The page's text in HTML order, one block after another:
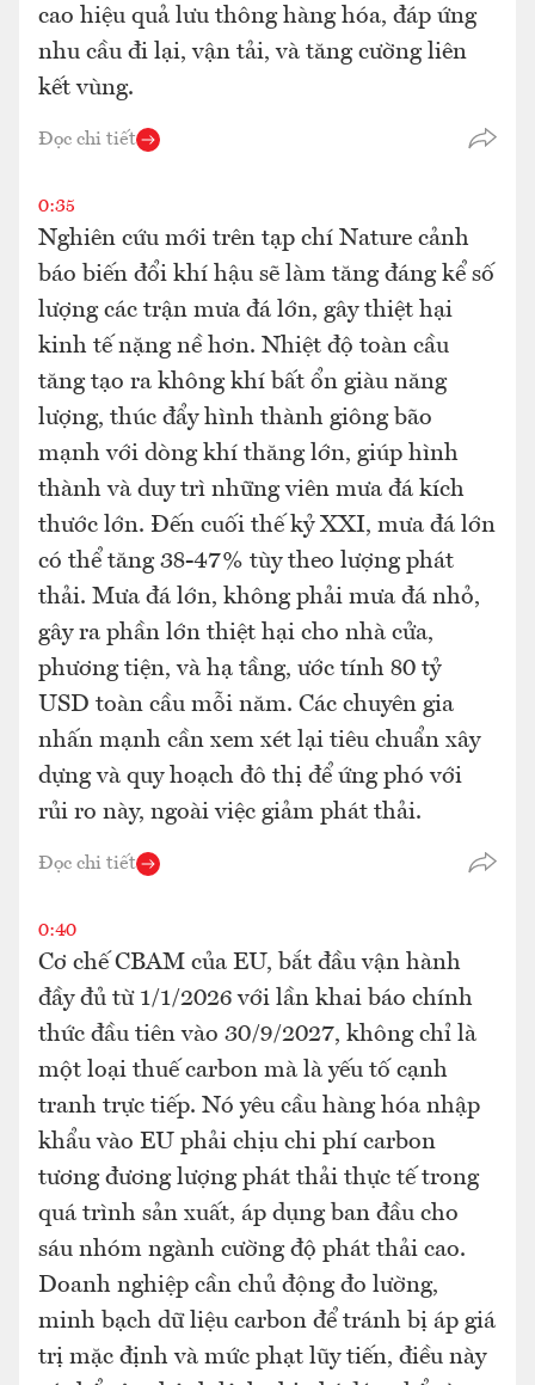
cao hiệu quả lưu thông hàng hóa, đáp ứng
nhu cầu đi lại, vận tải, và tăng cường liên
kết vùng.
Đọc chi tiết
0:35
Nghiên cứu mới trên tạp chí Nature cảnh
báo biến đổi khí hậu sẽ làm tăng đáng kể số
lượng các trận mưa đá lớn, gây thiệt hại
kinh tế nặng nề hơn. Nhiệt độ toàn cầu
tăng tạo ra không khí bất ổn giàu năng
lượng, thúc đẩy hình thành giông bão
mạnh với dòng khí thăng lớn, giúp hình
thành và duy trì những viên mưa đá kích
thước lớn. Đến cuối thế kỷ XXI, mưa đá lớn
có thể tăng 38-47% tùy theo lượng phát
thải. Mưa đá lớn, không phải mưa đá nhỏ,
gây ra phần lớn thiệt hại cho nhà cửa,
phương tiện, và hạ tầng, ước tính 80 tỷ
USD toàn cầu mỗi năm. Các chuyên gia
nhấn mạnh cần xem xét lại tiêu chuẩn xây
dựng và quy hoạch đô thị để ứng phó với
rủi ro này, ngoài việc giảm phát thải.
Đọc chi tiết
0:40
Cơ chế CBAM của EU, bắt đầu vận hành
đầy đủ từ 1/1/2026 với lần khai báo chính
thức đầu tiên vào 30/9/2027, không chỉ là
một loại thuế carbon mà là yếu tố cạnh
tranh trực tiếp. Nó yêu cầu hàng hóa nhập
khẩu vào EU phải chịu chi phí carbon
tương đương lượng phát thải thực tế trong
quá trình sản xuất, áp dụng ban đầu cho
sáu nhóm ngành cường độ phát thải cao.
Doanh nghiệp cần chủ động đo lường,
minh bạch dữ liệu carbon để tránh bị áp giá
trị mặc định và mức phạt lũy tiến, điều này